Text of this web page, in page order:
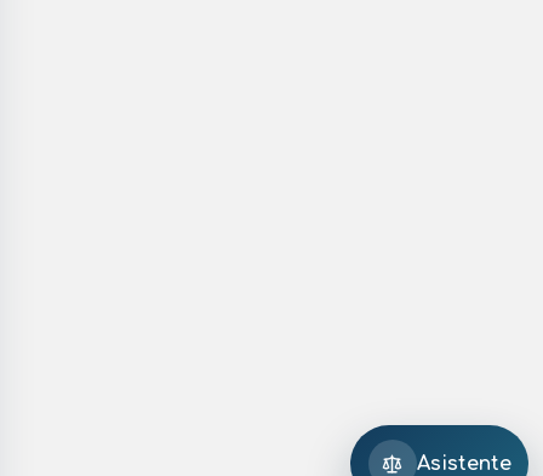
Asistente